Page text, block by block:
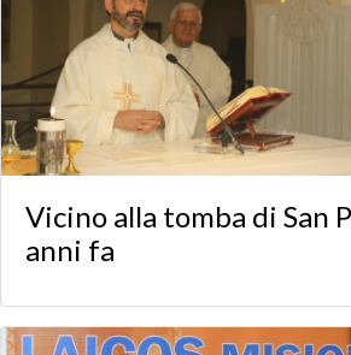
Vicino alla tomba di San
anni fa